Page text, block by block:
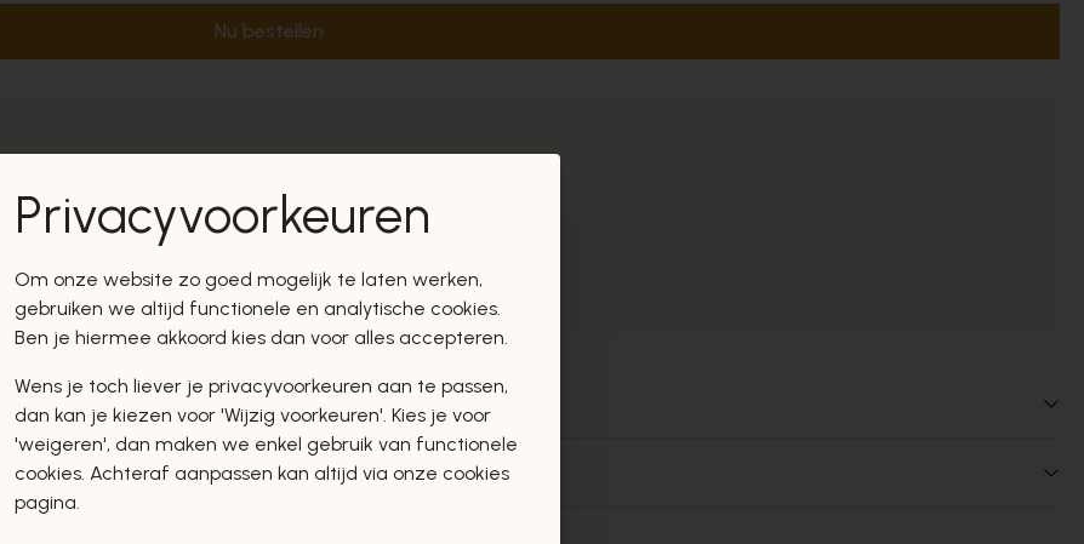
Nu bestellen
Privacyvoorkeuren
Om onze website zo goed mogelijk te laten werken,
gebruiken we altijd functionele en analytische cookies.
Ben je hiermee akkoord kies dan voor alles accepteren.
Wens je toch liever je privacyvoorkeuren aan te passen,
dan kan je kiezen voor 'Wijzig voorkeuren'. Kies je voor
'weigeren', dan maken we enkel gebruik van functionele
cookies. Achteraf aanpassen kan altijd via onze cookies
pagina.